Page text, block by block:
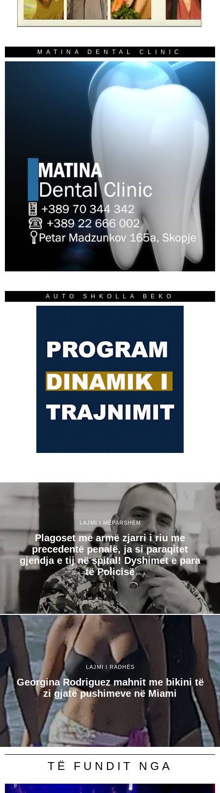
MATINA DENTAL CLINIC
AUTO SHKOLLA BEKO
LAJMI I MËPARSHËM
Plagoset me armë zjarri i riu me
precedentë penalë, ja si paraqitet
gjendja e tij në spital! Dyshimet e para
të Policisë
LAJMI I RADHËS
Georgina Rodriguez mahnit me bikini të
zi gjatë pushimeve në Miami
TË FUNDIT NGA